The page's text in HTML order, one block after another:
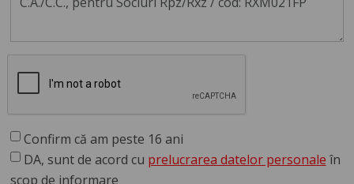
Confirm că am peste 16 ani
DA, sunt de acord cu prelucrarea datelor personale în
scop de informare